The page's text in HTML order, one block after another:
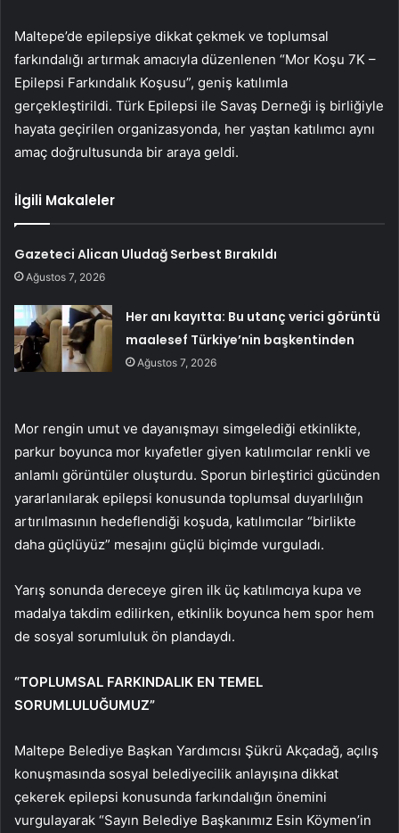
Maltepe’de epilepsiye dikkat çekmek ve toplumsal
farkındalığı artırmak amacıyla düzenlenen “Mor Koşu 7K –
Epilepsi Farkındalık Koşusu”, geniş katılımla
gerçekleştirildi. Türk Epilepsi ile Savaş Derneği iş birliğiyle
hayata geçirilen organizasyonda, her yaştan katılımcı aynı
amaç doğrultusunda bir araya geldi.
İlgili Makaleler
Gazeteci Alican Uludağ Serbest Bırakıldı
Ağustos 7, 2026
Her anı kayıtta: Bu utanç verici görüntü
maalesef Türkiye’nin başkentinden
Ağustos 7, 2026
Mor rengin umut ve dayanışmayı simgelediği etkinlikte,
parkur boyunca mor kıyafetler giyen katılımcılar renkli ve
anlamlı görüntüler oluşturdu. Sporun birleştirici gücünden
yararlanılarak epilepsi konusunda toplumsal duyarlılığın
artırılmasının hedeflendiği koşuda, katılımcılar “birlikte
daha güçlüyüz” mesajını güçlü biçimde vurguladı.
Yarış sonunda dereceye giren ilk üç katılımcıya kupa ve
madalya takdim edilirken, etkinlik boyunca hem spor hem
de sosyal sorumluluk ön plandaydı.
“TOPLUMSAL FARKINDALIK EN TEMEL
SORUMLULUĞUMUZ”
Maltepe Belediye Başkan Yardımcısı Şükrü Akçadağ, açılış
konuşmasında sosyal belediyecilik anlayışına dikkat
çekerek epilepsi konusunda farkındalığın önemini
vurgulayarak “Sayın Belediye Başkanımız Esin Köymen’in